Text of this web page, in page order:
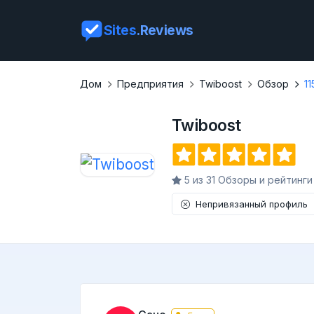
Sites.Reviews
Дом Предприятия Twiboost Обзор
Twiboost
5 из 31 Обзоры и рейтинги
Непривязанный профиль